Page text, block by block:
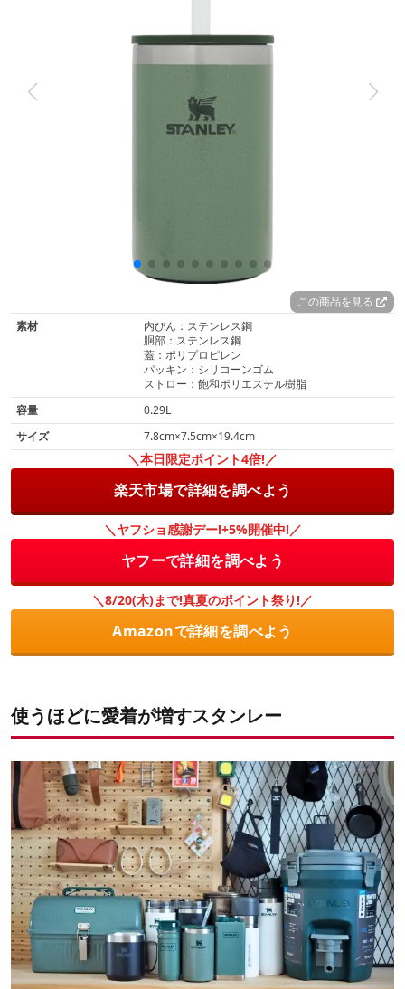
この商品を見る
素材
内びん：ステンレス鋼
胴部：ステンレス鋼
蓋：ポリプロピレン
パッキン：シリコーンゴム
ストロー：飽和ポリエステル樹脂
容量
0.29L
サイズ
7.8cm×7.5cm×19.4cm
＼本日限定ポイント4倍!／
楽天市場で詳細を調べよう
＼ヤフショ感謝デー!+5%開催中!／
ヤフーで詳細を調べよう
＼8/20(木)まで!真夏のポイント祭り!／
Amazonで詳細を調べよう
使うほどに愛着が増すスタンレー